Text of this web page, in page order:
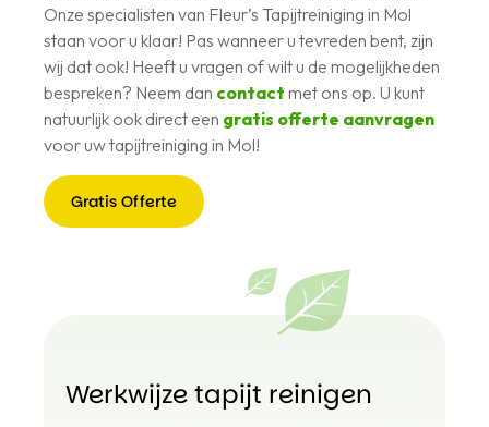
Onze specialisten van Fleur’s Tapijtreiniging in Mol
staan voor u klaar! Pas wanneer u tevreden bent, zijn
wij dat ook! Heeft u vragen of wilt u de mogelijkheden
bespreken? Neem dan contact met ons op. U kunt
natuurlijk ook direct een gratis offerte aanvragen
voor uw tapijtreiniging in Mol!
Gratis Offerte
Werkwijze tapijt reinigen